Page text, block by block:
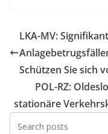
LKA-MV:
Schützen Sie sich
POL-RZ:
stationäre